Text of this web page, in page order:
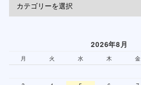
2026年8月
月 火 水 木 金